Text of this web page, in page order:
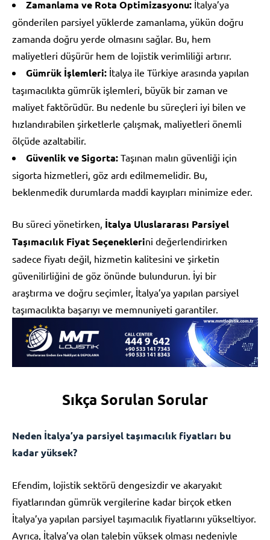
Zamanlama ve Rota Optimizasyonu: İtalya’ya
gönderilen parsiyel yüklerde zamanlama, yükün doğru
zamanda doğru yerde olmasını sağlar. Bu, hem
maliyetleri düşürür hem de lojistik verimliliği artırır.
Gümrük İşlemleri: İtalya ile Türkiye arasında yapılan
taşımacılıkta gümrük işlemleri, büyük bir zaman ve
maliyet faktörüdür. Bu nedenle bu süreçleri iyi bilen ve
hızlandırabilen şirketlerle çalışmak, maliyetleri önemli
ölçüde azaltabilir.
Güvenlik ve Sigorta: Taşınan malın güvenliği için
sigorta hizmetleri, göz ardı edilmemelidir. Bu,
beklenmedik durumlarda maddi kayıpları minimize eder.
Bu süreci yönetirken, İtalya Uluslararası Parsiyel
Taşımacılık Fiyat Seçeneklerini değerlendirirken
sadece fiyatı değil, hizmetin kalitesini ve şirketin
güvenilirliğini de göz önünde bulundurun. İyi bir
araştırma ve doğru seçimler, İtalya’ya yapılan parsiyel
taşımacılıkta başarıyı ve memnuniyeti garantiler.
Sıkça Sorulan Sorular
Neden İtalya’ya parsiyel taşımacılık fiyatları bu
kadar yüksek?
Efendim, lojistik sektörü dengesizdir ve akaryakıt
fiyatlarından gümrük vergilerine kadar birçok etken
İtalya’ya yapılan parsiyel taşımacılık fiyatlarını yükseltiyor.
Ayrıca, İtalya’ya olan talebin yüksek olması nedeniyle